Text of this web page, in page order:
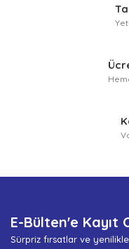
E-Bülten'e Kayıt
Sürpriz fırsatlar ve